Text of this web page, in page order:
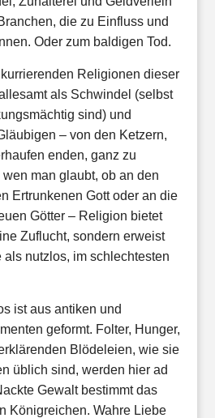
die zu Einfluss und
Oder zum baldigen Tod.
Religionen dieser
als Schwindel (selbst
sind) und
– von den Ketzern,
enden, ganz zu
man glaubt, ob an den
Ertrunkenen Gott oder an die
Götter – Religion bietet
Zuflucht, sondern erweist
nutzlos, im schlechtesten
ist aus antiken und
geformt. Folter, Hunger,
Blödeleien, wie sie
üblich sind, werden hier ad
Gewalt bestimmt das
Königreichen. Wahre Liebe